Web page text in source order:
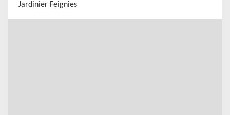
Jardinier Feignies